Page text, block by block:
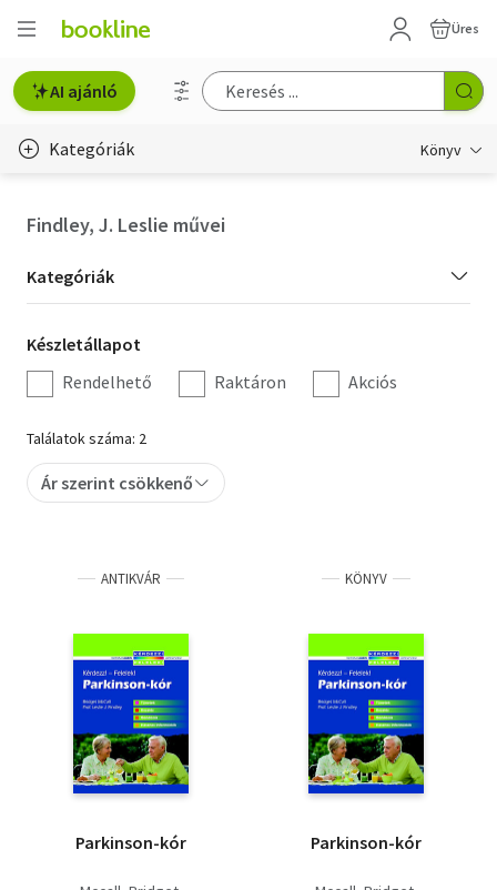
Üres
AI ajánló
Kategóriák Könyv
Hobbi, szabadidő
Irodalom
Művészet
Szakkönyv
Tankönyv, segédkönyv
Társadalomtudomány
Természettudomány
Findley, J. Leslie művei
Kategória
szűrés
Kategóriák
Készletállapot
szűrés
Készletállapot
Rendelhető
Raktáron Akciós
Találatok száma: 2
Ár szerint csökkenő
ANTIKVÁR
Parkinson-kór
KÖNYV
Parkinson-kór